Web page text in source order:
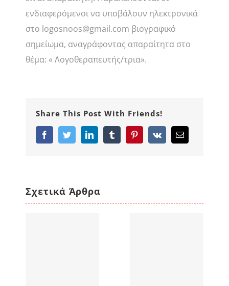
ενδιαφερόμενοι να υποβάλουν ηλεκτρονικά
στο logosnoos@gmail.com βιογραφικό
σημείωμα, αναγράφοντας απαραίτητα στο
θέμα: « Λογοθεραπευτής/τρια».
Share This Post With Friends!
FacebookTwitterLinkedInTumblr PinterestVk Email
Σχετικά Άρθρα